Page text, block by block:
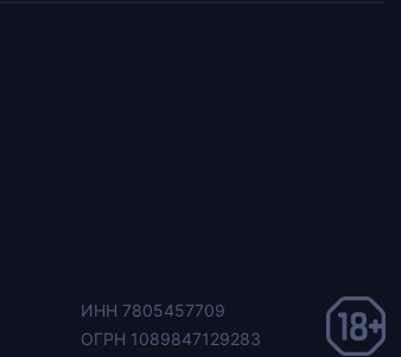
ИНН 7805457709
ОГРН 1089847129283